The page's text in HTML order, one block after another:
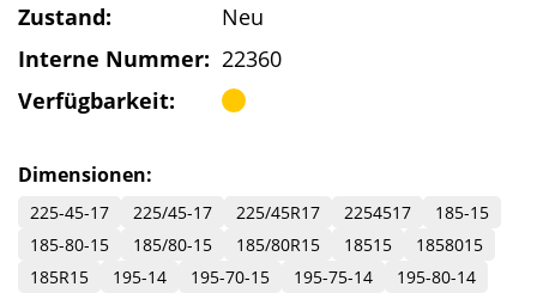
Zustand:
Neu
Interne Nummer: 22360
Verfügbarkeit:
Dimensionen:
225-45-17 225/45-17 225/45R17 2254517
185-15
185-80-15
185/80-15 185/80R15 18515
1858015
185R15
195-14 195-70-15 195-75-14
195-80-14